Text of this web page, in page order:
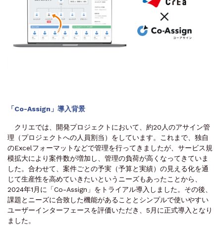
「Co-Assign」導入背景
クリエでは、開発プロジェクトにおいて、約20人のアサイン管
理（プロジェクトへの人員割当）をしています。これまで、独自
のExcelフォーマットなどで管理を行ってきましたが、サービス規
模拡大により案件数が増加し、管理の負荷が高くなってきていま
した。合わせて、案件ごとの予実（予算と実績）の見える化を通
じて生産性を高めていきたいというニーズもあったことから、
2024年1月に「Co-Assign」をトライアル導入しました。その後、
課題とニーズに合致した機能があることとシンプルで使いやすい
ユーザーインターフェースを評価いただき、5月に正式導入となり
ました。